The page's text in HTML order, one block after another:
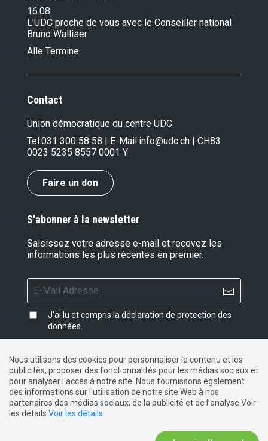
16.08
L’UDC proche de vous avec le Conseiller national
Bruno Walliser
Alle Termine
Contact
Union démocratique du centre UDC
Tel.031 300 58 58 | E-Mail:info@udc.ch | CH83
0023 5235 8557 0001 Y
Faire un don
S'abonner à la newsletter
Saisissez votre adresse e-mail et recevez les
informations les plus récentes en premier.
J'ai lu et compris la déclaration de protection des
données
Impressum| Protection des données|Contact
DE FR IT
Nous utilisons des cookies pour personnaliser le contenu et les
publicités, proposer des fonctionnalités pour les médias sociaux et
pour analyser l'accès à notre site. Nous fournissons également
des informations sur l'utilisation de notre site Web à nos
partenaires des médias sociaux, de la publicité et de l’analyse.Voir
les détails Voir les détails